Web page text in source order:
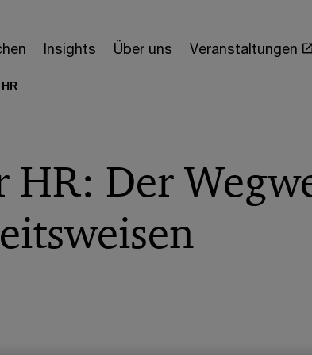
Insights Über uns Veranstaltungen
Der